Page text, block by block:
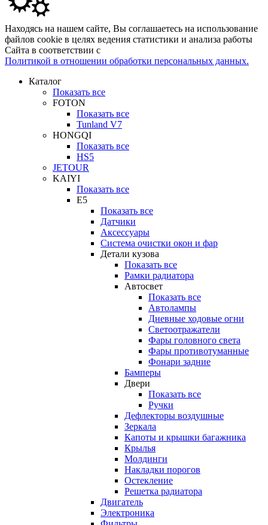
Находясь на нашем сайте, Вы соглашаетесь на использование
файлов cookie в целях ведения статистики и анализа работы
Сайта в соответствии с
Политикой в отношении обработки персональных данных.
Каталог
Показать все
FOTON
Показать все
Tunland V7
HONGQI
Показать все
HS5
JETOUR
KAIYI
Показать все
E5
Показать все
Датчики
Аксессуары
Система очистки окон и фар
Детали кузова
Показать все
Рамки радиатора
Автосвет
Показать все
Автолампы
Дневные ходовые огни
Светоотражатели
Фары головного света
Фары противотуманные
Фонари задние
Бамперы
Двери
Показать все
Ручки
Дефлекторы воздушные
Зеркала
Капоты и крышки багажника
Крылья
Молдинги
Накладки порогов
Остекление
Решетка радиатора
Двигатель
Электроника